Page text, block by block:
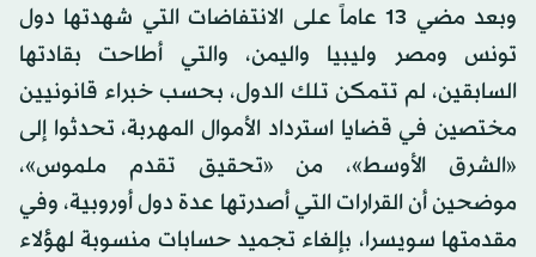
وبعد مضي 13 عاماً على الانتفاضات التي شهدتها دول
تونس ومصر وليبيا واليمن، والتي أطاحت بقادتها
السابقين، لم تتمكن تلك الدول، بحسب خبراء قانونيين
مختصين في قضايا استرداد الأموال المهربة، تحدثوا إلى
«الشرق الأوسط»، من «تحقيق تقدم ملموس»،
موضحين أن القرارات التي أصدرتها عدة دول أوروبية، وفي
مقدمتها سويسرا، بإلغاء تجميد حسابات منسوبة لهؤلاء